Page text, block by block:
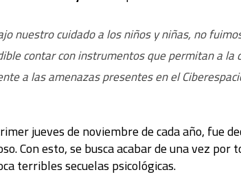
nuestro cuidado a los niños y niñas, no
contar con instrumentos que permitan a la
a las amenazas presentes en el
jueves de noviembre de cada año, fue
Con esto, se busca acabar de una vez por
terribles secuelas psicológicas.